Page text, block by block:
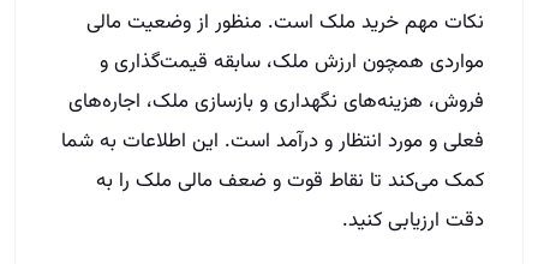
نکات مهم خرید ملک است. منظور از وضعیت مالی
مواردی همچون ارزش ملک، سابقه قیمت‌گذاری و
فروش، هزینه‌های نگهداری و بازسازی ملک، اجاره‌های
فعلی و مورد انتظار و درآمد است. این اطلاعات به شما
کمک می‌کند تا نقاط قوت و ضعف مالی ملک را به
دقت ارزیابی کنید.